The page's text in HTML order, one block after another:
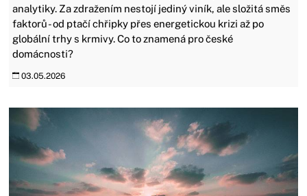
analytiky. Za zdražením nestojí jediný viník, ale složitá směs
faktorů - od ptačí chřipky přes energetickou krizi až po
globální trhy s krmivy. Co to znamená pro české
domácnosti?
03.05.2026